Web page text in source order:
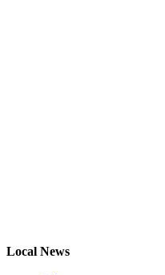
Local News